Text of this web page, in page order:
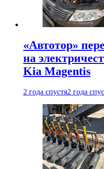
«Автотор»
на
Kia Magentis
2 года спустя2 года